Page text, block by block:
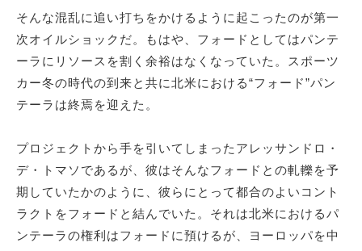
そんな混乱に追い打ちをかけるように起こったのが第一
次オイルショックだ。もはや、フォードとしてはパンテ
ーラにリソースを割く余裕はなくなっていた。スポーツ
カー冬の時代の到来と共に北米における“フォード”パン
テーラは終焉を迎えた。
プロジェクトから手を引いてしまったアレッサンドロ・
デ・トマソであるが、彼はそんなフォードとの軋轢を予
期していたかのように、彼らにとって都合のよいコント
ラクトをフォードと結んでいた。それは北米におけるパ
ンテーラの権利はフォードに預けるが、ヨーロッパを中